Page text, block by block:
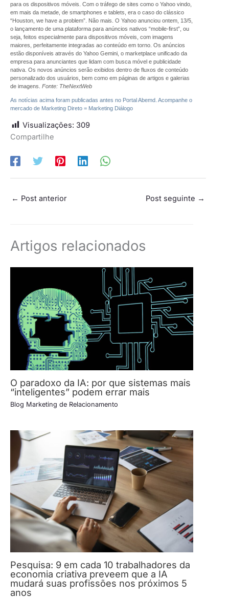
para os dispositivos móveis. Com o tráfego de sites como o Yahoo vindo,
em mais da metade, de smartphones e tablets, era o caso do clássico
“Houston, we have a problem”. Não mais. O Yahoo anunciou ontem, 13/5,
o lançamento de uma plataforma para anúncios nativos “mobile-first”, ou
seja, feitos especialmente para dispositivos móveis, com imagens
maiores, perfeitamente integradas ao conteúdo em torno. Os anúncios
estão disponíveis através do Yahoo Gemini, o marketplace unificado da
empresa para anunciantes que lidam com busca móvel e publicidade
nativa. Os novos anúncios serão exibidos dentro de fluxos de conteúdo
personalizado dos usuários, bem como em páginas de artigos e galerias
de imagens. Fonte: TheNextWeb
As notícias acima foram publicadas antes no Portal Abemd. Acompanhe o
mercado de Marketing Direto = Marketing Diálogo
Visualizações: 309
Compartilhe
← Post anterior Post seguinte →
Artigos relacionados
O paradoxo da IA: por que sistemas mais
“inteligentes” podem errar mais
Blog Marketing de Relacionamento
Pesquisa: 9 em cada 10 trabalhadores da
economia criativa preveem que a IA
mudará suas profissões nos próximos 5
anos